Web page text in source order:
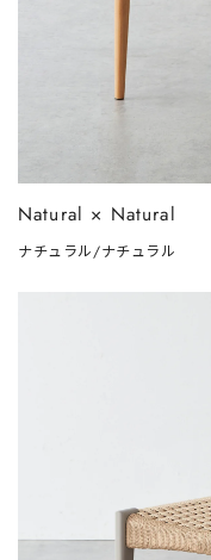
Natural × Natural
ナチュラル/ナチュラル